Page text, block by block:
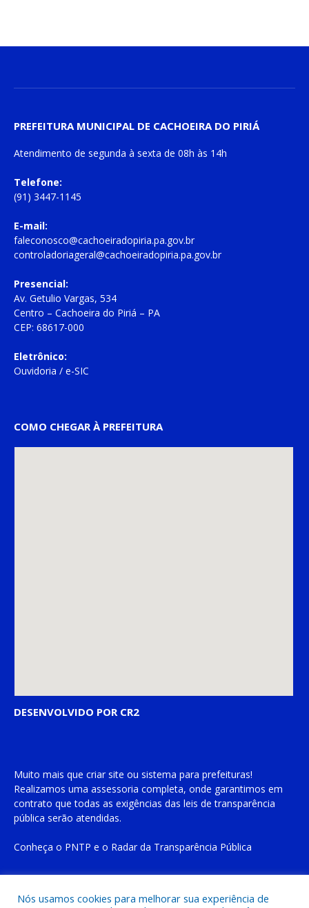
PREFEITURA MUNICIPAL DE CACHOEIRA DO PIRIÁ
Atendimento de segunda à sexta de 08h às 14h
Telefone:
(91) 3447-1145
E-mail:
faleconosco@cachoeiradopiria.pa.gov.br
controladoriageral@cachoeiradopiria.pa.gov.br
Presencial:
Av. Getulio Vargas, 534
Centro – Cachoeira do Piriá – PA
CEP: 68617-000
Eletrônico:
Ouvidoria / e-SIC
COMO CHEGAR À PREFEITURA
DESENVOLVIDO POR CR2
Muito mais que criar site ou sistema para prefeituras!
Realizamos uma assessoria completa, onde garantimos em
contrato que todas as exigências das leis de transparência
pública serão atendidas.
Conheça o PNTP e o Radar da Transparência Pública
Nós usamos cookies para melhorar sua experiência de